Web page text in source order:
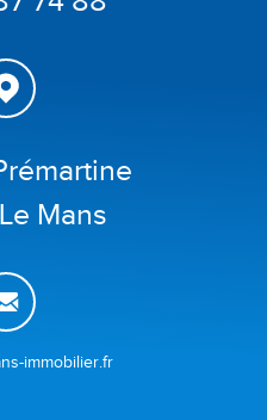
immobilier.fr
Mans